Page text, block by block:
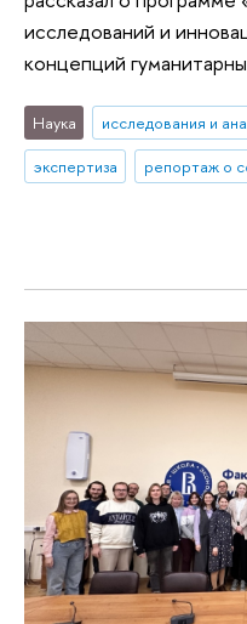
исследований и
концепций
Наука исследования и
экспертиза
репортаж о